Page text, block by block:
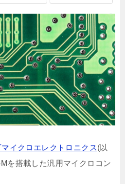
イクロエレクトロニクス(以
を搭載した汎用マイクロコン